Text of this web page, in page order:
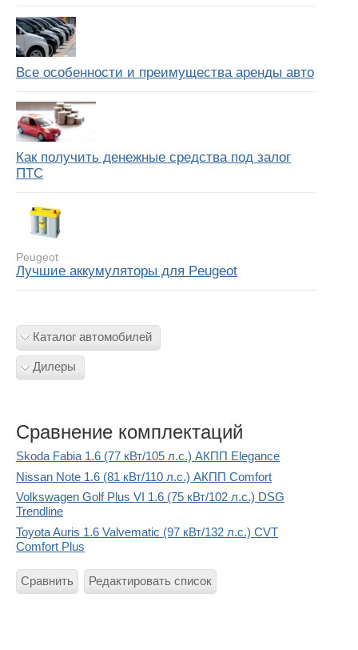
Все особенности и преимущества аренды авто
Как получить денежные средства под залог
ПТС
Peugeot
Лучшие аккумуляторы для Peugeot
Каталог автомобилей
Дилеры
Сравнение комплектаций
Skoda Fabia 1.6 (77 кВт/105 л.с.) АКПП Elegance
Nissan Note 1.6 (81 кВт/110 л.с.) АКПП Comfort
Volkswagen Golf Plus VI 1.6 (75 кВт/102 л.с.) DSG
Trendline
Toyota Auris 1.6 Valvematic (97 кВт/132 л.с.) CVT
Comfort Plus
Сравнить Редактировать список